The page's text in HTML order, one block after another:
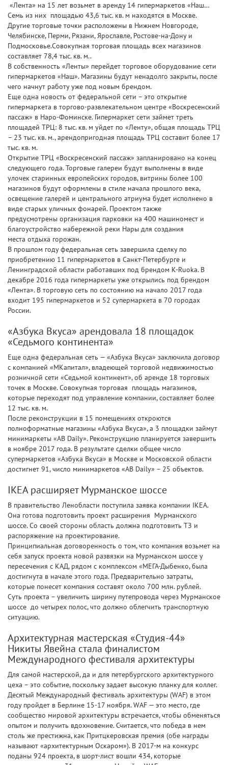
«Лента» на 15 лет возьмет в аренду 14 гипермаркетов «Наш…
Семь из них площадью 43,6 тыс. кв. м находятся в Москве.
Другие торговые точки расположены в Нижнем Новгороде,
Челябинске, Перми, Рязани, Ярославле, Ростове-на-Дону и
Подмосковье.Совокупная торговая площадь всех магазинов
составляет 78,4 тыс. кв. м..
В собственность «Ленты» перейдет торговое оборудование сети
гипермаркетов «Наш». Магазины будут ненадолго закрыты, после
чего начнут работу уже под новым брендом.
Еще одна новость от федеральной сети – это открытие
гипермаркета в торгово-развлекательном центре «Воскресенский
пассаж» в Наро-Фоминске. Гипермаркет сети займет треть
площадей ТРЦ: 8 тыс. кв. м уйдет по «Ленту», общая площадь ТРЦ
– 23 тыс. кв. м., арендопригодная площадь ТРЦ составит более 17
тыс. кв. м.
Открытие ТРЦ «Воскресенский пассаж» запланировано на конец
следующего года. Торговые галереи будут выполнены в виде
улочек старинных европейских городов, витрины более 100
магазинов будут оформлены в стиле начала прошлого века,
освещение галерей и центрального атриума будет исполнено в
виде старых уличных фонарей. Проектом также
предусмотрены организация парковки на 400 машиномест и
благоустройство набережной реки Нары для создания
места отдыха горожан.
В прошлом году федеральная сеть завершила сделку по
приобретению 11 гипермаркетов в Санкт-Петербурге и
Ленинградской области работавших под брендом K-Ruoka. В
декабре 2016 года гипермаркеты уже открылись под брендом
«Лента». В торговую сеть по состоянию на начало 2017 года
входит 195 гипермаркетов и 52 супермаркета в 70 городах
России.
«Азбука Вкуса» арендовала 18 площадок
«Седьмого континента»
Еще одна федеральная сеть — «Азбука Вкуса» заключила договор
с компанией «МКапитал», владеющей торговой недвижимостью
розничной сети «Седьмой континент», об аренде 18 торговых
точек в Москве. Совокупная торговая площадь магазинов,
которые переходят под управление компании, составляет более
12 тыс. кв. м.
После реконструкции в 15 помещениях откроются
полноформатные магазины «Азбука Вкуса», а 3 площадки займут
минимаркеты «АВ Daily». Реконструкцию планируется завершить
в ноябре 2017 года. В результате сделки общее число
супермаркетов «Азбука Вкуса» в Москве и Московской области
достигнет 91, число минимаркетов «АВ Daily» – 25 объектов.
IKEA расширяет Мурманское шоссе
В правительство Ленобласти поступила заявка компании IKEA.
Она готова подготовить проект расширения Мурманского
шоссе. Со своей стороны область должна подготовить ТЗ и
распоряжение на проектирование.
Принципиальная договоренность о том, что компания возьмет на
себя запуск проекта новой развязки на Мурманском шоссе у
пересечения с КАД, рядом с комплексом «МЕГА-Дыбенко, была
достигнута в начале этого года. Предварительно затраты,
которые понесет компания составят около 700 млн. рублей.
Суть проекта – увеличить ширину путепровода через Мурманское
шоссе до четырех полос, что должно облегчить транспортную
ситуацию.
Архитектурная мастерская «Студия-44»
Никиты Явейна стала финалистом
Международного фестиваля архитектуры
Для самой мастерской, да и для петербургского архитектурного
цеха – это событие, поскольку задает высокую планку для коллег.
Десятый Международный фестиваль архитектуры (WAF) в этом
году пройдет в Берлине 15-17 ноября. WAF — это место, где
сообщество мировой архитектуры встречается, чтобы обменяться
опытом и получить вдохновение. Считается, что победа в нем
столь же престижна, как Притцкеровская премия (обе награды
называют «архитектурным Оскаром»). В 2017-м на конкурс
поданы 924 проекта, в шорт-лист вошли 434, которые